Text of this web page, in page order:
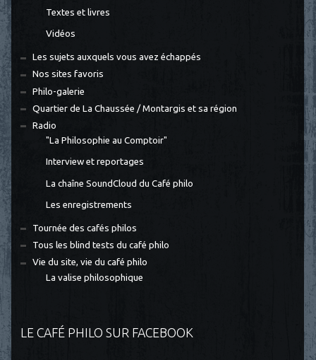
Textes et livres
Vidéos
Les sujets auxquels vous avez échappés
Nos sites favoris
Philo-galerie
Quartier de La Chaussée / Montargis et sa région
Radio
"La Philosophie au Comptoir"
Interview et reportages
La chaîne SoundCloud du Café philo
Les enregistrements
Tournée des cafés philos
Tous les blind tests du café philo
Vie du site, vie du café philo
La valise philosophique
LE CAFÉ PHILO SUR FACEBOOK